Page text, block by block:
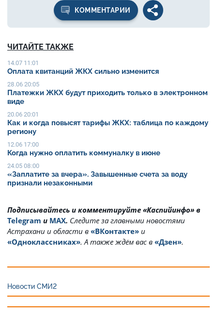
КОММЕНТАРИИ
ЧИТАЙТЕ ТАКЖЕ
14.07 11:01
Оплата квитанций ЖКХ сильно изменится
28.06 20:05
Платежки ЖКХ будут приходить только в электронном
виде
20.06 20:01
Как и когда повысят тарифы ЖКХ: таблица по каждому
региону
12.06 17:00
Когда нужно оплатить коммуналку в июне
24.05 08:00
«Заплатите за вчера». Завышенные счета за воду
признали незаконными
Подписывайтесь и комментируйте «Каспийинфо» в
Telegram и MAX. Cледите за главными новостями
Астрахани и области в «ВКонтакте» и
«Одноклассниках». А также ждём вас в «Дзен».
Новости СМИ2